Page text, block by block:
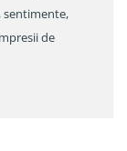
sentimente,
de